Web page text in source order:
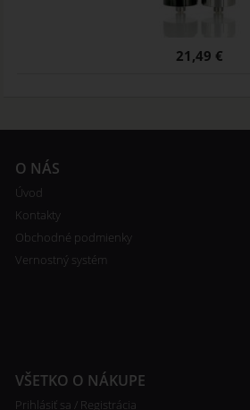
21,49 €
O NÁS
Úvod
Kontakty
Obchodné podmienky
Vernostný systém
VŠETKO O NÁKUPE
Prihlásiť sa / Registrácia